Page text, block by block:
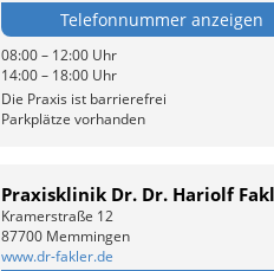
Telefonnummer anzeigen
08:00 – 12:00 Uhr
14:00 – 18:00 Uhr
Die Praxis ist barrierefrei
Parkplätze vorhanden
Praxisklinik Dr. Dr. Hariolf
Kramerstraße 12
87700 Memmingen
www.dr-fakler.de